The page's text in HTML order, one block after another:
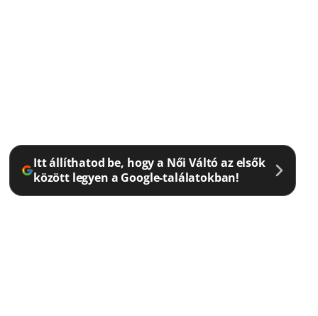
Itt állíthatod be, hogy a Női Váltó az elsők
között legyen a Google-találatokban!